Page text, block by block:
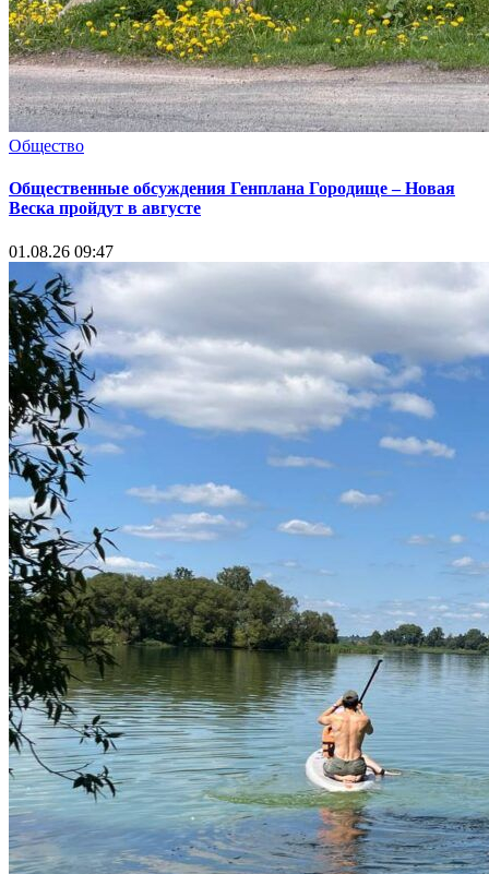
Общество
Общественные обсуждения Генплана Городище – Новая
Веска пройдут в августе
01.08.26 09:47